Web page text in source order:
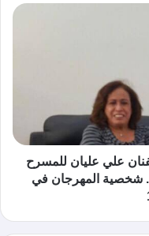
علي عليان للمسرح
.. شخصية المهرجان في